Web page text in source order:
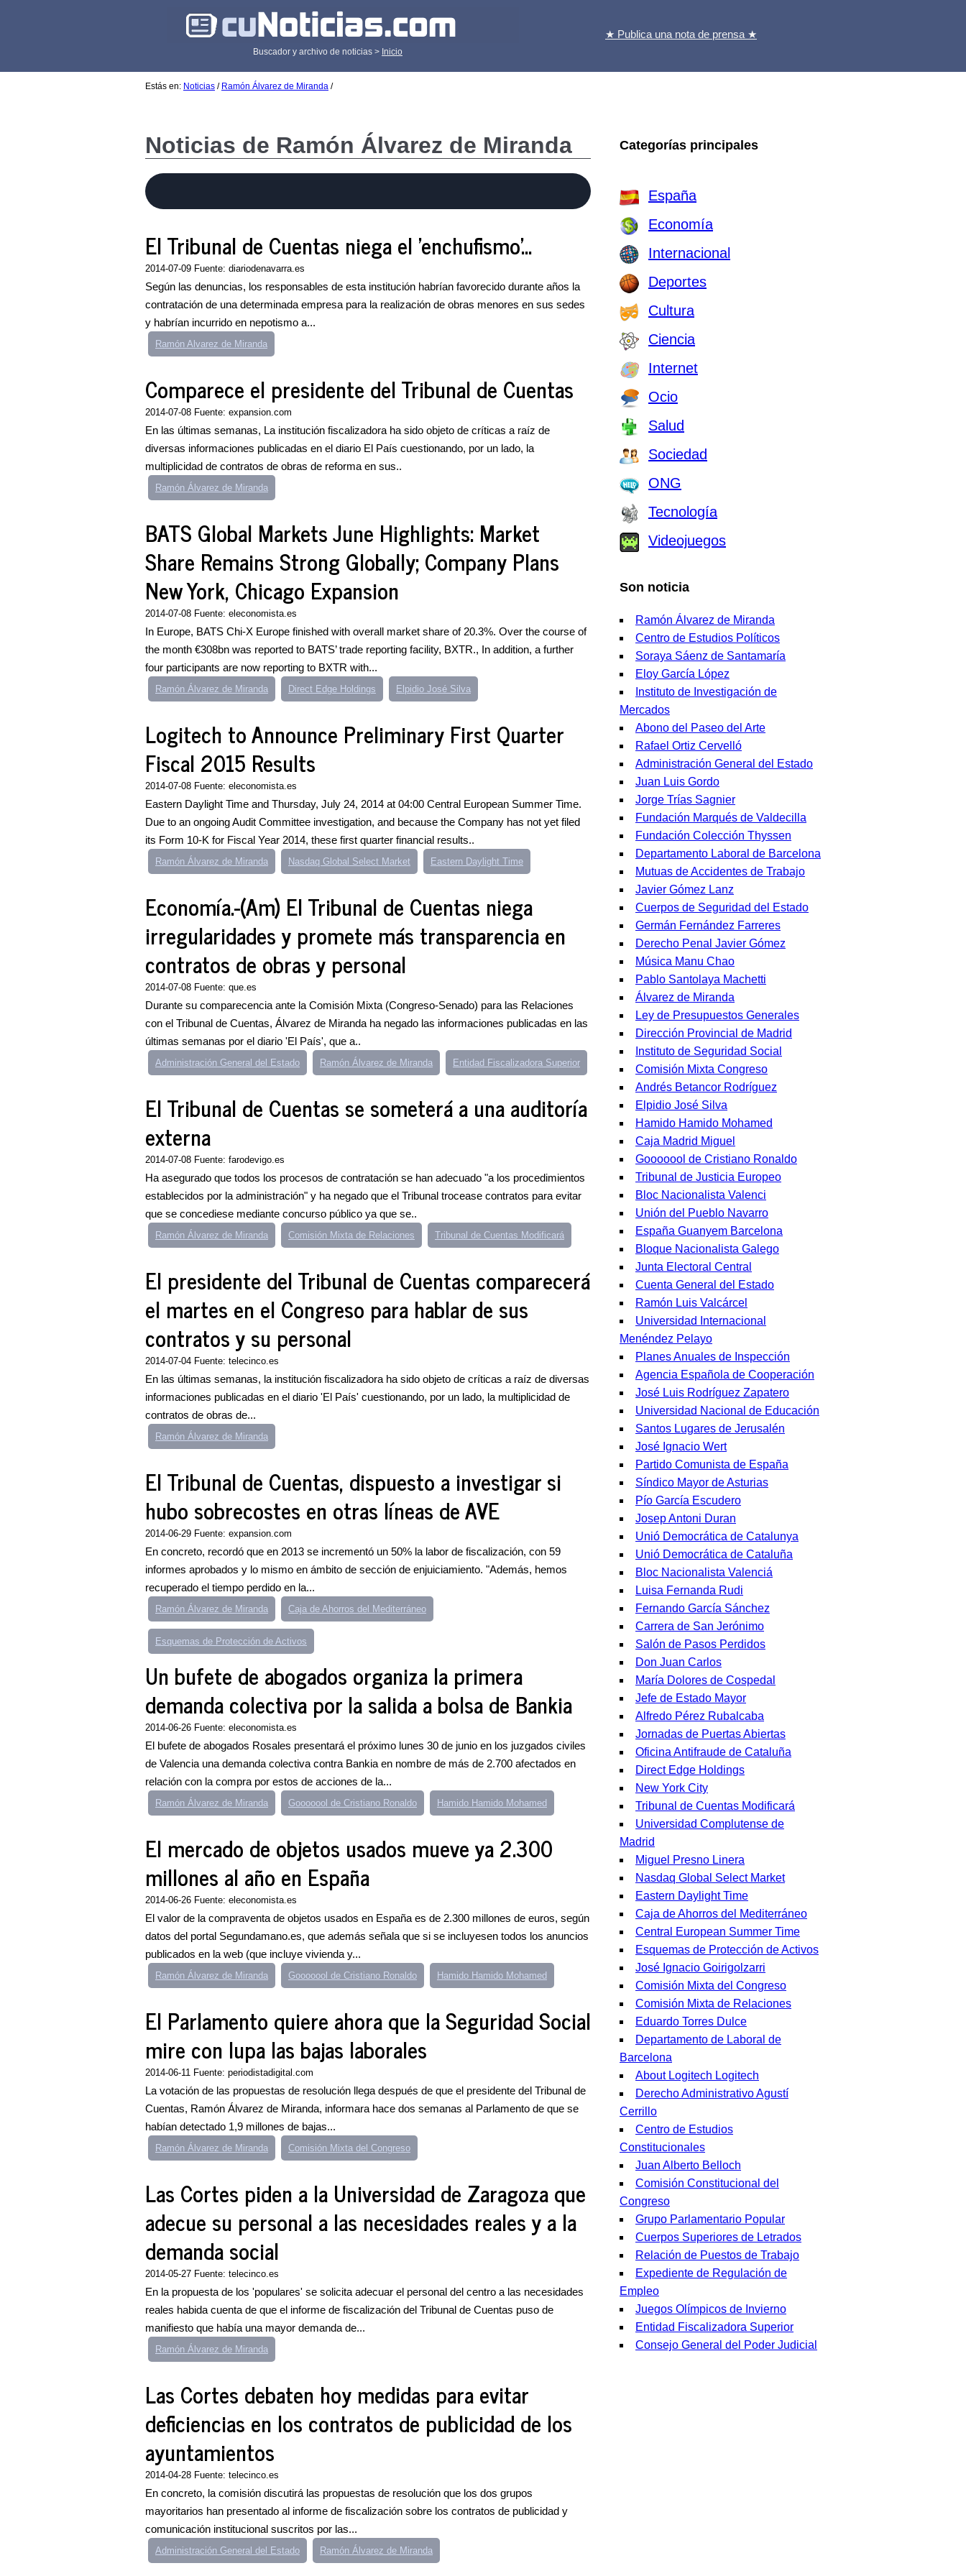
Buscador y archivo de noticias > Inicio
★ Publica una nota de prensa ★
Estás en: Noticias / Ramón Álvarez de Miranda /
Noticias de Ramón Álvarez de Miranda
El Tribunal de Cuentas niega el 'enchufismo'...
2014-07-09 Fuente: diariodenavarra.es
Según las denuncias, los responsables de esta institución habrían favorecido durante años la
contratación de una determinada empresa para la realización de obras menores en sus sedes
y habrían incurrido en nepotismo a...
Ramón Alvarez de Miranda
Comparece el presidente del Tribunal de Cuentas
2014-07-08 Fuente: expansion.com
En las últimas semanas, La institución fiscalizadora ha sido objeto de críticas a raíz de
diversas informaciones publicadas en el diario El País cuestionando, por un lado, la
multiplicidad de contratos de obras de reforma en sus..
Ramón Álvarez de Miranda
BATS Global Markets June Highlights: Market
Share Remains Strong Globally; Company Plans
New York, Chicago Expansion
2014-07-08 Fuente: eleconomista.es
In Europe, BATS Chi-X Europe finished with overall market share of 20.3%. Over the course of
the month €308bn was reported to BATS’ trade reporting facility, BXTR., In addition, a further
four participants are now reporting to BXTR with...
Ramón Álvarez de Miranda Direct Edge Holdings Elpidio José Silva
Logitech to Announce Preliminary First Quarter
Fiscal 2015 Results
2014-07-08 Fuente: eleconomista.es
Eastern Daylight Time and Thursday, July 24, 2014 at 04:00 Central European Summer Time.
Due to an ongoing Audit Committee investigation, and because the Company has not yet filed
its Form 10-K for Fiscal Year 2014, these first quarter financial results..
Ramón Álvarez de Miranda Nasdaq Global Select Market Eastern Daylight Time
Economía.-(Am) El Tribunal de Cuentas niega
irregularidades y promete más transparencia en
contratos de obras y personal
2014-07-08 Fuente: que.es
Durante su comparecencia ante la Comisión Mixta (Congreso-Senado) para las Relaciones
con el Tribunal de Cuentas, Álvarez de Miranda ha negado las informaciones publicadas en las
últimas semanas por el diario 'El País', que a..
Administración General del Estado Ramón Álvarez de Miranda Entidad Fiscalizadora Superior
El Tribunal de Cuentas se someterá a una auditoría
externa
2014-07-08 Fuente: farodevigo.es
Ha asegurado que todos los procesos de contratación se han adecuado "a los procedimientos
establecidos por la administración" y ha negado que el Tribunal trocease contratos para evitar
que se concediese mediante concurso público ya que se..
Ramón Álvarez de Miranda Comisión Mixta de Relaciones Tribunal de Cuentas Modificará
El presidente del Tribunal de Cuentas comparecerá
el martes en el Congreso para hablar de sus
contratos y su personal
2014-07-04 Fuente: telecinco.es
En las últimas semanas, la institución fiscalizadora ha sido objeto de críticas a raíz de diversas
informaciones publicadas en el diario 'El País' cuestionando, por un lado, la multiplicidad de
contratos de obras de...
Ramón Álvarez de Miranda
El Tribunal de Cuentas, dispuesto a investigar si
hubo sobrecostes en otras líneas de AVE
2014-06-29 Fuente: expansion.com
En concreto, recordó que en 2013 se incrementó un 50% la labor de fiscalización, con 59
informes aprobados y lo mismo en ámbito de sección de enjuiciamiento. "Además, hemos
recuperado el tiempo perdido en la...
Ramón Álvarez de Miranda Caja de Ahorros del Mediterráneo
Esquemas de Protección de Activos
Un bufete de abogados organiza la primera
demanda colectiva por la salida a bolsa de Bankia
2014-06-26 Fuente: eleconomista.es
El bufete de abogados Rosales presentará el próximo lunes 30 de junio en los juzgados civiles
de Valencia una demanda colectiva contra Bankia en nombre de más de 2.700 afectados en
relación con la compra por estos de acciones de la...
Ramón Álvarez de Miranda Gooooool de Cristiano Ronaldo Hamido Hamido Mohamed
El mercado de objetos usados mueve ya 2.300
millones al año en España
2014-06-26 Fuente: eleconomista.es
El valor de la compraventa de objetos usados en España es de 2.300 millones de euros, según
datos del portal Segundamano.es, que además señala que si se incluyesen todos los anuncios
publicados en la web (que incluye vivienda y...
Ramón Álvarez de Miranda Gooooool de Cristiano Ronaldo Hamido Hamido Mohamed
El Parlamento quiere ahora que la Seguridad Social
mire con lupa las bajas laborales
2014-06-11 Fuente: periodistadigital.com
La votación de las propuestas de resolución llega después de que el presidente del Tribunal de
Cuentas, Ramón Álvarez de Miranda, informara hace dos semanas al Parlamento de que se
habían detectado 1,9 millones de bajas...
Ramón Álvarez de Miranda Comisión Mixta del Congreso
Las Cortes piden a la Universidad de Zaragoza que
adecue su personal a las necesidades reales y a la
demanda social
2014-05-27 Fuente: telecinco.es
En la propuesta de los 'populares' se solicita adecuar el personal del centro a las necesidades
reales habida cuenta de que el informe de fiscalización del Tribunal de Cuentas puso de
manifiesto que había una mayor demanda de...
Ramón Álvarez de Miranda
Las Cortes debaten hoy medidas para evitar
deficiencias en los contratos de publicidad de los
ayuntamientos
2014-04-28 Fuente: telecinco.es
En concreto, la comisión discutirá las propuestas de resolución que los dos grupos
mayoritarios han presentado al informe de fiscalización sobre los contratos de publicidad y
comunicación institucional suscritos por las...
Administración General del Estado Ramón Álvarez de Miranda
Categorías principales
España
Economía
Internacional
Deportes
Cultura
Ciencia
Internet
Ocio
Salud
Sociedad
ONG
Tecnología
Videojuegos
Son noticia
Ramón Álvarez de Miranda
Centro de Estudios Políticos
Soraya Sáenz de Santamaría
Eloy García López
Instituto de Investigación de
Mercados
Abono del Paseo del Arte
Rafael Ortiz Cervelló
Administración General del Estado
Juan Luis Gordo
Jorge Trías Sagnier
Fundación Marqués de Valdecilla
Fundación Colección Thyssen
Departamento Laboral de Barcelona
Mutuas de Accidentes de Trabajo
Javier Gómez Lanz
Cuerpos de Seguridad del Estado
Germán Fernández Farreres
Derecho Penal Javier Gómez
Música Manu Chao
Pablo Santolaya Machetti
Álvarez de Miranda
Ley de Presupuestos Generales
Dirección Provincial de Madrid
Instituto de Seguridad Social
Comisión Mixta Congreso
Andrés Betancor Rodríguez
Elpidio José Silva
Hamido Hamido Mohamed
Caja Madrid Miguel
Gooooool de Cristiano Ronaldo
Tribunal de Justicia Europeo
Bloc Nacionalista Valenci
Unión del Pueblo Navarro
España Guanyem Barcelona
Bloque Nacionalista Galego
Junta Electoral Central
Cuenta General del Estado
Ramón Luis Valcárcel
Universidad Internacional
Menéndez Pelayo
Planes Anuales de Inspección
Agencia Española de Cooperación
José Luis Rodríguez Zapatero
Universidad Nacional de Educación
Santos Lugares de Jerusalén
José Ignacio Wert
Partido Comunista de España
Síndico Mayor de Asturias
Pío García Escudero
Josep Antoni Duran
Unió Democrática de Catalunya
Unió Democrática de Cataluña
Bloc Nacionalista Valenciá
Luisa Fernanda Rudi
Fernando García Sánchez
Carrera de San Jerónimo
Salón de Pasos Perdidos
Don Juan Carlos
María Dolores de Cospedal
Jefe de Estado Mayor
Alfredo Pérez Rubalcaba
Jornadas de Puertas Abiertas
Oficina Antifraude de Cataluña
Direct Edge Holdings
New York City
Tribunal de Cuentas Modificará
Universidad Complutense de
Madrid
Miguel Presno Linera
Nasdaq Global Select Market
Eastern Daylight Time
Caja de Ahorros del Mediterráneo
Central European Summer Time
Esquemas de Protección de Activos
José Ignacio Goirigolzarri
Comisión Mixta del Congreso
Comisión Mixta de Relaciones
Eduardo Torres Dulce
Departamento de Laboral de
Barcelona
About Logitech Logitech
Derecho Administrativo Agustí
Cerrillo
Centro de Estudios
Constitucionales
Juan Alberto Belloch
Comisión Constitucional del
Congreso
Grupo Parlamentario Popular
Cuerpos Superiores de Letrados
Relación de Puestos de Trabajo
Expediente de Regulación de
Empleo
Juegos Olímpicos de Invierno
Entidad Fiscalizadora Superior
Consejo General del Poder Judicial